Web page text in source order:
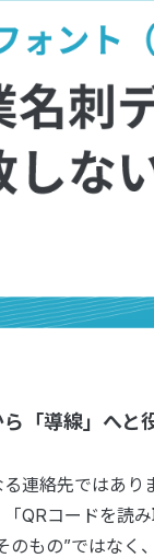
「導線」へと
連絡先ではあり
「QRコードを読
のもの”ではなく